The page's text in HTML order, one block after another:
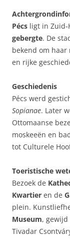
Pécs ligt in Zuid-
gebergte. De
bekend om
en rijke
Geschiedenis
Pécs werd
Sopianae. Later
Ottomaanse
moskeeën en
tot Culturele
Toeristische
Bezoek de
Kwartier en de
plein.
Museum,
Tivadar